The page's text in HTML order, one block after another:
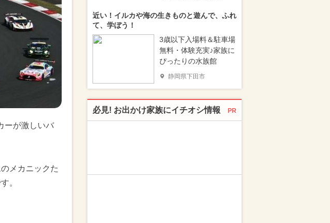
ーが激しいバ
メカニックた
。
近い！イルカや海の生きものと遊んで、ふれ
て、学ぼう！
3歳以下入場料＆駐車場
無料・体験充実♪家族に
ぴったりの水族館
静岡県下田市
必見! お出かけ家族にイチオシ情報 PR